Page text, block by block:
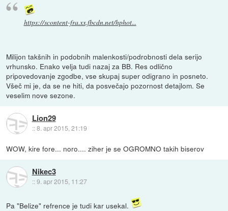
https://scontent-fra.xx.fbcdn.net/hphot...
Milijon takšnih in podobnih malenkosti/podrobnosti dela serijo
vrhunsko. Enako velja tudi nazaj za BB. Res odlično
pripovedovanje zgodbe, vse skupaj super odigrano in posneto.
Všeč mi je, da se ne hiti, da posvečajo pozornost detajlom. Se
veselim nove sezone.
Lion29
::8. apr 2015, 21:19
WOW, kire fore... noro.... ziher je se OGROMNO takih biserov
Nikec3
::9. apr 2015, 11:27
Pa "Belize" refrence je tudi kar usekal.